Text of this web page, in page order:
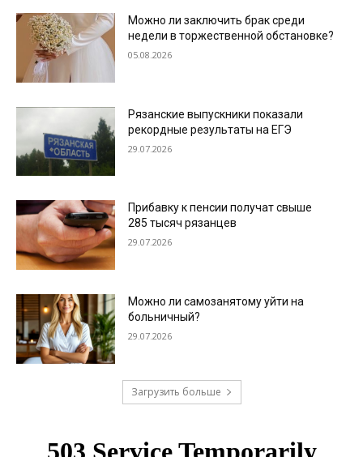
Можно ли заключить брак среди
недели в торжественной обстановке?
05.08.2026
Рязанские выпускники показали
рекордные результаты на ЕГЭ
29.07.2026
Прибавку к пенсии получат свыше
285 тысяч рязанцев
29.07.2026
Можно ли самозанятому уйти на
больничный?
29.07.2026
Загрузить больше